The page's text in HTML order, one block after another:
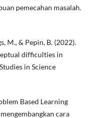
pemecahan masalah.
M., & Pepin, B. (2022).
difficulties in
in Science
Based Learning
cara